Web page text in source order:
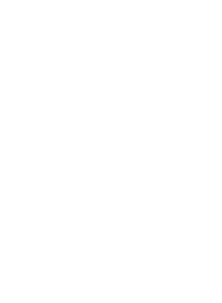
니다. 필수 안내 - 이 투어는 휠체어 이용이 불가합니다.